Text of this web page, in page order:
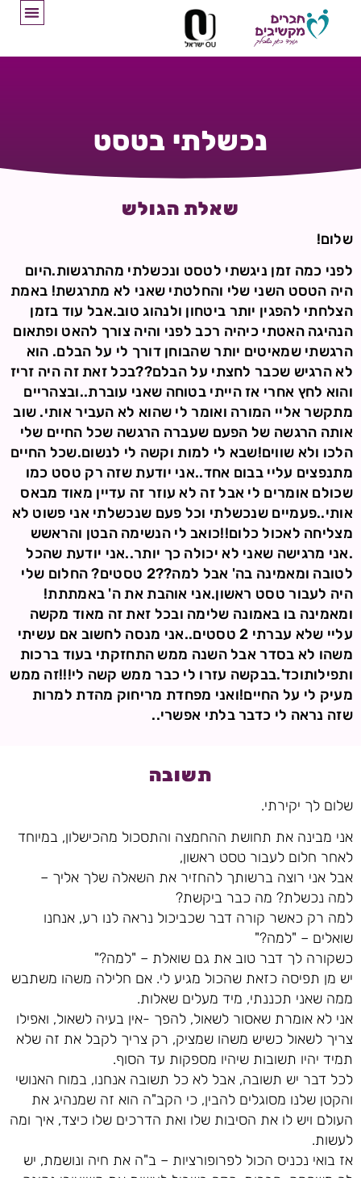
נכשלתי בטסט
שאלת הגולש
שלום!
לפני כמה זמן ניגשתי לטסט ונכשלתי מהתרגשות.היום
היה הטסט השני שלי והחלטתי שאני לא מתרגשת! באמת
הצלחתי להפגין יותר ביטחון ולנהוג טוב.אבל עוד בזמן
הנהיגה האטתי כיהיה רכב לפני והיה צורך להאט ופתאום
הרגשתי שמאיטים יותר שהבוחן דורך לי על הבלם. הוא
לא הרגיש שכבר לחצתי על הבלם??בכל זאת זה היה זריז
והוא לחץ אחרי אז הייתי בטוחה שאני עוברת..ובצהריים
מתקשר אליי המורה ואומר לי שהוא לא העביר אותי. שוב
אותה הרגשה של הפעם שעברה הרגשה שכל החיים שלי
הלכו ולא שווים!שבא לי למות וקשה לי לנשום.שכל החיים
מתנפצים עליי בבום אחד..אני יודעת שזה רק טסט כמו
שכולם אומרים לי אבל זה לא עוזר זה עדיין מאוד מבאס
אותי..פעמיים שנכשלתי וכל פעם שנכשלתי אני פשוט לא
מצליחה לאכול כלום!!כואב לי הנשימה הבטן והראשש
.אני מרגישה שאני לא יכולה כך יותר..אני יודעת שהכל
לטובה ומאמינה בה' אבל למה??2 טסטים? החלום שלי
היה לעבור טסט ראשון.אני אוהבת את ה' באמתתת!
ומאמינה בו באמונה שלימה ובכל זאת זה מאוד מקשה
עליי שלא עברתי 2 טסטים..אני מנסה לחשוב אם עשיתי
משהו לא בסדר אבל השנה ממש התחזקתי בעוד ברכות
ותפילותוכד'.בבקשה עזרו לי כבר ממש קשה לי!!!זה ממש
מעיק לי על החיים!ואני מפחדת מריחוק מהדת למרות
שזה נראה לי כדבר בלתי אפשרי..
תשובה
שלום לך יקירתי.
אני מבינה את תחושת ההחמצה והתסכול מהכישלון, במיוחד
לאחר חלום לעבור טסט ראשון,
אבל אני רוצה ברשותך להחזיר את השאלה שלך אליך –
למה נכשלת? מה כבר ביקשת?
למה רק כאשר קורה דבר שכביכול נראה לנו רע, אנחנו
שואלים – "למה?"
כשקורה לך דבר טוב את גם שואלת – "למה?"
יש מן תפיסה כזאת שהכול מגיע לי. אם חלילה משהו משתבש
ממה שאני תכננתי, מיד מעלים שאלות.
אני לא אומרת שאסור לשאול, להפך -אין בעיה לשאול, ואפילו
צריך לשאול כשיש משהו שמציק, רק צריך לקבל את זה שלא
תמיד יהיו תשובות שיהיו מספקות עד הסוף.
לכל דבר יש תשובה, אבל לא כל תשובה אנחנו, במוח האנושי
והקטן שלנו מסוגלים להבין, כי הקב"ה הוא זה שמנהיג את
העולם ויש לו את הסיבות שלו ואת הדרכים שלו כיצד, איך ומה
לעשות.
אז בואי נכניס הכול לפרופורציות – ב"ה את חיה ונושמת, יש